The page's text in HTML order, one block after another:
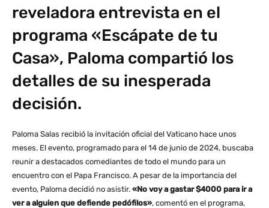
reveladora entrevista en el
programa «Escápate de tu
Casa», Paloma compartió los
detalles de su inesperada
decisión.
Paloma Salas recibió la invitación oficial del Vaticano hace unos
meses. El evento, programado para el 14 de junio de 2024, buscaba
reunir a destacados comediantes de todo el mundo para un
encuentro con el Papa Francisco. A pesar de la importancia del
evento, Paloma decidió no asistir. «No voy a gastar $4000 para ir a
ver a alguien que defiende pedófilos», comentó en el programa,